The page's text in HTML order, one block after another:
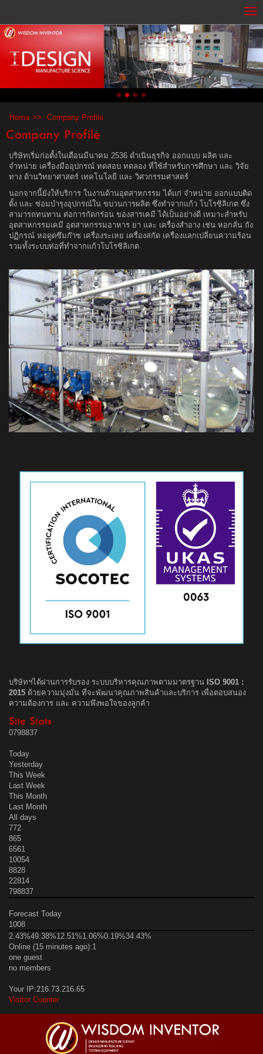
Home Company Profile
Company Profile
บริษัทเริ่มก่อตั้งในเดือนมีนาคม 2536 ดำเนินธุรกิจ ออกแบบ ผลิต และ
จำหน่าย เครื่องมืออุปกรณ์ ทดสอบ ทดลอง ที่ใช้สำหรับการศึกษา และ วิจัย
ทาง ด้านวิทยาศาสตร์ เทคโนโลยี และ วิศวกรรมศาสตร์
นอกจากนี้ยังให้บริการ ในงานด้านอุตสาหกรรม ได้แก่ จำหน่าย ออกแบบติด
ตั้ง และ ซ่อมบำรุงอุปกรณ์ใน ขบวนการผลิต ซึ่งทำจากแก้ว โบโรซิลิเกต ซึ่ง
สามารถทนทาน ต่อการกัดกร่อน ของสารเคมี ได้เป็นอย่างดี เหมาะสำหรับ
อุตสาหกรรมเคมี อุตสาหกรรมอาหาร ยา และ เครื่องสำอาง เช่น หอกลั่น ถัง
ปฏิกรณ์ หอดูดซึมก๊าซ เครื่องระเหย เครื่องสกัด เครื่องแลกเปลี่ยนความร้อน
รวมทั้งระบบท่อที่ทำจากแก้วโบโรซิลิเกต
บริษัทฯได้ผ่านการรับรอง ระบบบริหารคุณภาพตามมาตรฐาน ISO 9001 :
2015 ด้วยความมุ่งมั่น ที่จะพัฒนาคุณภาพสินค้าและบริการ เพื่อตอบสนอง
ความต้องการ และ ความพึงพอใจของลูกค้า
Site Stats
0798837
Today
Yesterday
This Week
Last Week
This Month
Last Month
All days
772
865
6561
10054
8828
22814
798837
Forecast Today
1008
2.43%49.38%12.51%1.06%0.19%34.43%
Online (15 minutes ago):1
one guest
no members
Your IP:216.73.216.65
Visitor Counter